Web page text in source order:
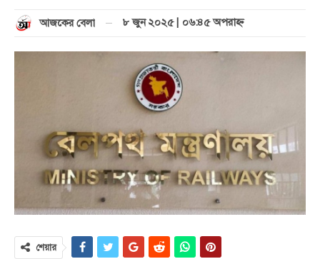
আজকের বেলা ৮ জুন ২০২৫ | ০৬:৪৫ অপরাহ্ণ
শেয়ার